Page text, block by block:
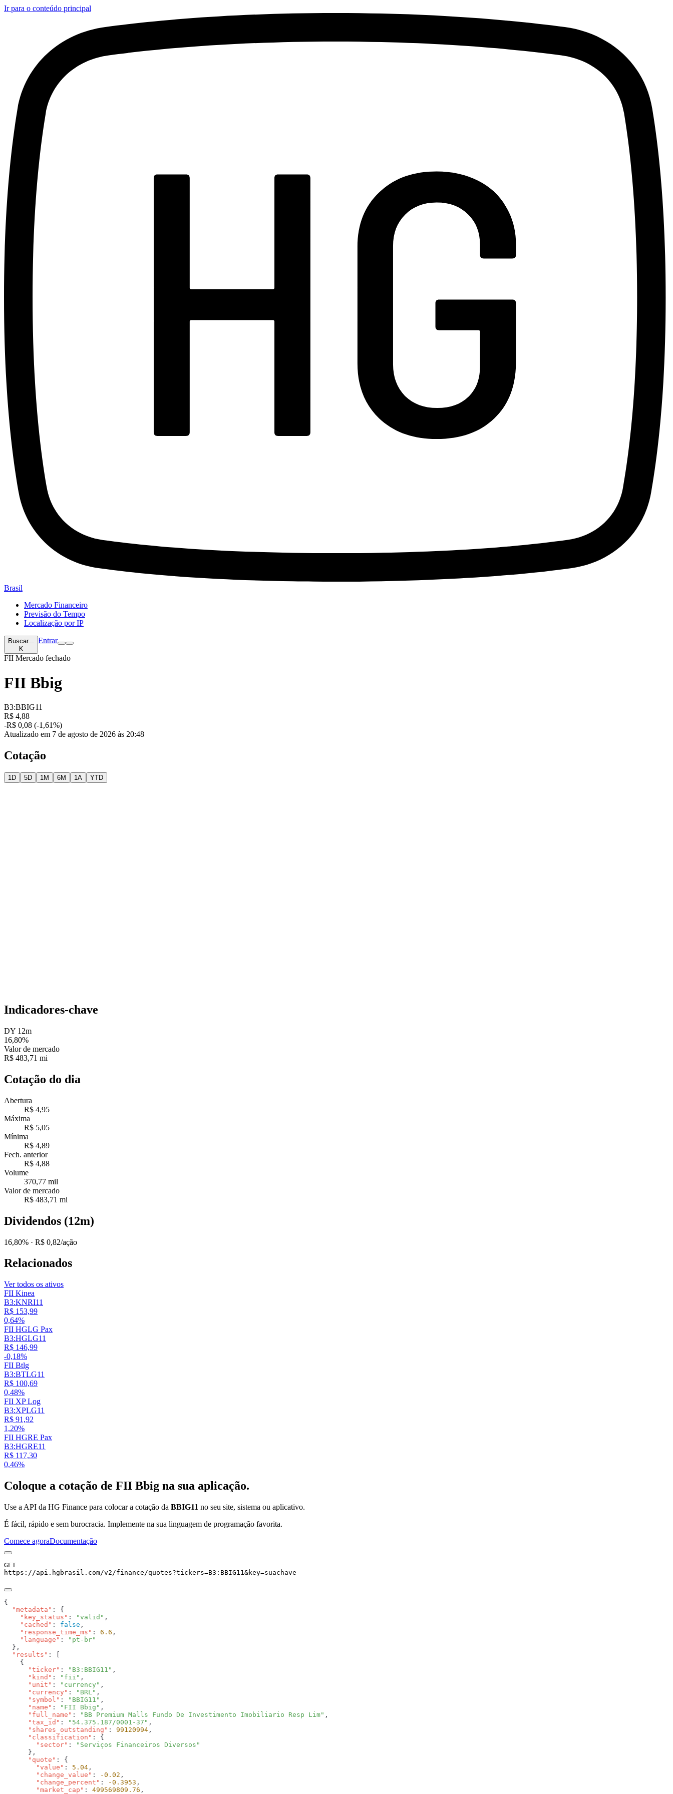
Ir para o conteúdo principal
Brasil
Mercado Financeiro
Previsão do Tempo
Localização por IP
Buscar...
K
Entrar
FII Mercado fechado
FII Bbig
B3:BBIG11
R$ 4,88
-R$ 0,08 (-1,61%)
Atualizado em 7 de agosto de 2026 às 20:48
Cotação
1D 5D 1M 6M 1A YTD
Indicadores-chave
DY 12m
16,80%
Valor de mercado
R$ 483,71 mi
Cotação do dia
Abertura
R$ 4,95
Máxima
R$ 5,05
Mínima
R$ 4,89
Fech. anterior
R$ 4,88
Volume
370,77 mil
Valor de mercado
R$ 483,71 mi
Dividendos (12m)
16,80% · R$ 0,82/ação
Relacionados
Ver todos os ativos
FII Kinea
B3:KNRI11
R$ 153,99
0,64%
FII HGLG Pax
B3:HGLG11
R$ 146,99
-0,18%
FII Btlg
B3:BTLG11
R$ 100,69
0,48%
FII XP Log
B3:XPLG11
R$ 91,92
1,20%
FII HGRE Pax
B3:HGRE11
R$ 117,30
0,46%
Coloque a cotação de FII Bbig na sua aplicação.
Use a API da HG Finance para colocar a cotação da BBIG11 no seu site, sistema ou aplicativo.
É fácil, rápido e sem burocracia. Implemente na sua linguagem de programação favorita.
Comece agoraDocumentação
GET
https://api.hgbrasil.com/v2/finance/quotes?tickers=B3:BBIG11&key=suachave
  "metadata"
    "key_status"
: "valid"
    "cached"
: false
    "response_time_ms"
: 6.6
    "language"
:
  "results"
      "ticker"
: "B3:BBIG11"
      "kind"
: "fii"
      "unit"
: "currency"
      "currency"
: "BRL"
      "symbol"
: "BBIG11"
      "name"
: "FII Bbig"
      "full_name"
: "BB Premium Malls Fundo De Investimento Imobiliario Resp Lim"
      "tax_id"
: "54.375.187/0001-37"
      "shares_outstanding"
: 99120994
      "classification"
        "sector"
:
      "quote"
        "value"
: 5.04
        "change_value"
: -0.02
        "change_percent"
: -0.3953
        "market_cap"
: 499569809.76